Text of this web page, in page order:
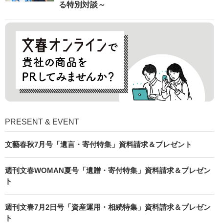
る特別対談～
PRESENT & EVENT
文藝春秋7月号「遺言・寄付特集」資料請求＆プレゼント
週刊文春WOMAN夏号「遺贈・寄付特集」資料請求＆プレゼン
ト
週刊文春7月2日号「資産運用・相続特集」資料請求＆プレゼン
ト